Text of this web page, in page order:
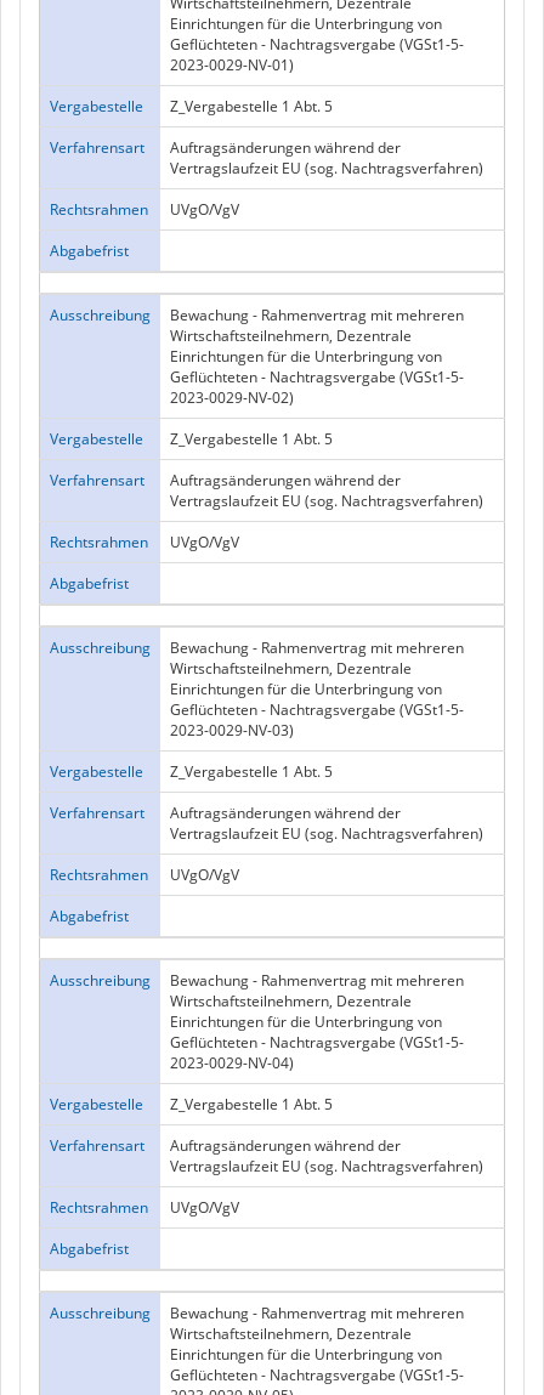
Einrichtungen für die Unterbringung von
Geflüchteten - Nachtragsvergabe (VGSt1-5-
2023-0029-NV-01)
Vergabestelle
Z_Vergabestelle 1 Abt. 5
Verfahrensart
Auftragsänderungen während der
Vertragslaufzeit EU (sog. Nachtragsverfahren)
Rechtsrahmen
UVgO/VgV
Abgabefrist
Ausschreibung
Bewachung - Rahmenvertrag mit mehreren
Wirtschaftsteilnehmern, Dezentrale
Einrichtungen für die Unterbringung von
Geflüchteten - Nachtragsvergabe (VGSt1-5-
2023-0029-NV-02)
Vergabestelle
Z_Vergabestelle 1 Abt. 5
Verfahrensart
Auftragsänderungen während der
Vertragslaufzeit EU (sog. Nachtragsverfahren)
Rechtsrahmen
UVgO/VgV
Abgabefrist
Ausschreibung
Bewachung - Rahmenvertrag mit mehreren
Wirtschaftsteilnehmern, Dezentrale
Einrichtungen für die Unterbringung von
Geflüchteten - Nachtragsvergabe (VGSt1-5-
2023-0029-NV-03)
Vergabestelle
Z_Vergabestelle 1 Abt. 5
Verfahrensart
Auftragsänderungen während der
Vertragslaufzeit EU (sog. Nachtragsverfahren)
Rechtsrahmen
UVgO/VgV
Abgabefrist
Ausschreibung
Bewachung - Rahmenvertrag mit mehreren
Wirtschaftsteilnehmern, Dezentrale
Einrichtungen für die Unterbringung von
Geflüchteten - Nachtragsvergabe (VGSt1-5-
2023-0029-NV-04)
Vergabestelle
Z_Vergabestelle 1 Abt. 5
Verfahrensart
Auftragsänderungen während der
Vertragslaufzeit EU (sog. Nachtragsverfahren)
Rechtsrahmen
UVgO/VgV
Abgabefrist
Ausschreibung
Bewachung - Rahmenvertrag mit mehreren
Wirtschaftsteilnehmern, Dezentrale
Einrichtungen für die Unterbringung von
Geflüchteten - Nachtragsvergabe (VGSt1-5-